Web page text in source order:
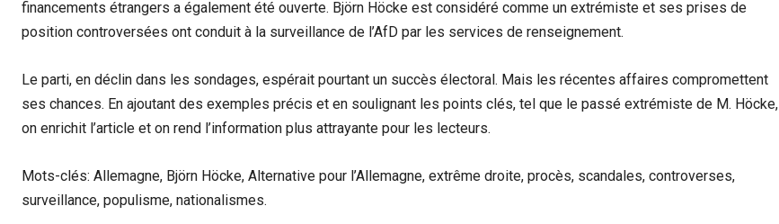
financements étrangers a également été ouverte. Björn Höcke est considéré comme un extrémiste et ses prises de
position controversées ont conduit à la surveillance de l’AfD par les services de renseignement.
Le parti, en déclin dans les sondages, espérait pourtant un succès électoral. Mais les récentes affaires compromettent
ses chances. En ajoutant des exemples précis et en soulignant les points clés, tel que le passé extrémiste de M. Höcke,
on enrichit l’article et on rend l’information plus attrayante pour les lecteurs.
Mots-clés: Allemagne, Björn Höcke, Alternative pour l’Allemagne, extrême droite, procès, scandales, controverses,
surveillance, populisme, nationalismes.